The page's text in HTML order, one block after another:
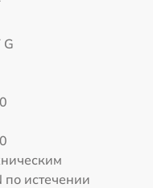
G
по истечении